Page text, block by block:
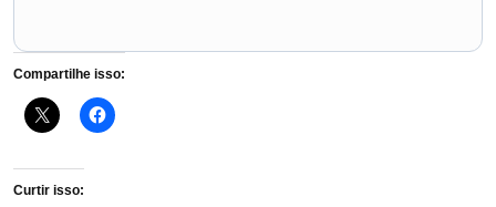
Compartilhe isso:
Curtir isso: